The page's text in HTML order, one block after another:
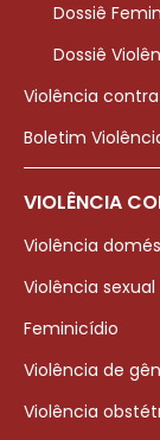
Dossiê
Dossiê
Violência
Boletim
VIOLÊNCIA
Violência
Violência sexual
Feminicídio
Violência de
Violência